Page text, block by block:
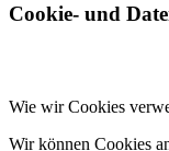
Cookie- und
Wie wir Cookies
Wir können Cookies